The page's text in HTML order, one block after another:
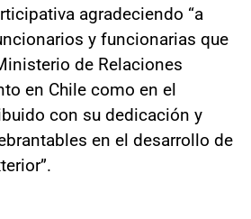
agradeciendo “a
y funcionarias que
de Relaciones
en Chile como en el
con su dedicación y
en el desarrollo de